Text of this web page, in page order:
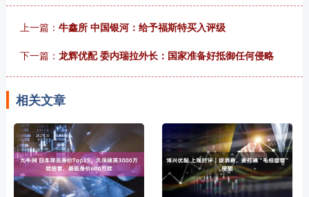
上一篇： 牛鑫所 中国银河：给予福斯特买入评级
下一篇： 龙辉优配 委内瑞拉外长：国家准备好抵御任何侵略
相关文章